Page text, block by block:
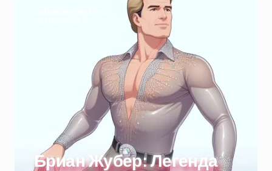
Бриан Жубер: Легенда